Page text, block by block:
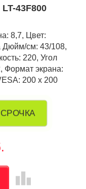
43F800
8,7, Цвет:
Дюйм/см: 43/108,
220, Угол
Формат экрана:
200 x 200
leaderboard